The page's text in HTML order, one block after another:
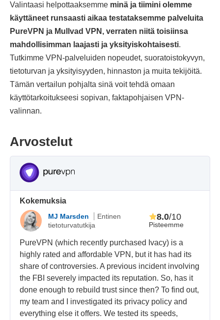
Valintaasi helpottaaksemme minä ja tiimini olemme
käyttäneet runsaasti aikaa testataksemme palveluita
PureVPN ja Mullvad VPN, verraten niitä toisiinsa
mahdollisimman laajasti ja yksityiskohtaisesti.
Tutkimme VPN-palveluiden nopeudet, suoratoistokyvyn,
tietoturvan ja yksityisyyden, hinnaston ja muita tekijöitä.
Tämän vertailun pohjalta sinä voit tehdä omaan
käyttötarkoitukseesi sopivan, faktapohjaisen VPN-
valinnan.
Arvostelut
Kokemuksia
MJ Marsden
Entinen
tietoturvatutkija
Pisteemme
8.0/10
PureVPN (which recently purchased Ivacy) is a
highly rated and affordable VPN, but it has had its
share of controversies. A previous incident involving
the FBI severely impacted its reputation. So, has it
done enough to rebuild trust since then? To find out,
my team and I investigated its privacy policy and
everything else it offers. We tested its speeds,